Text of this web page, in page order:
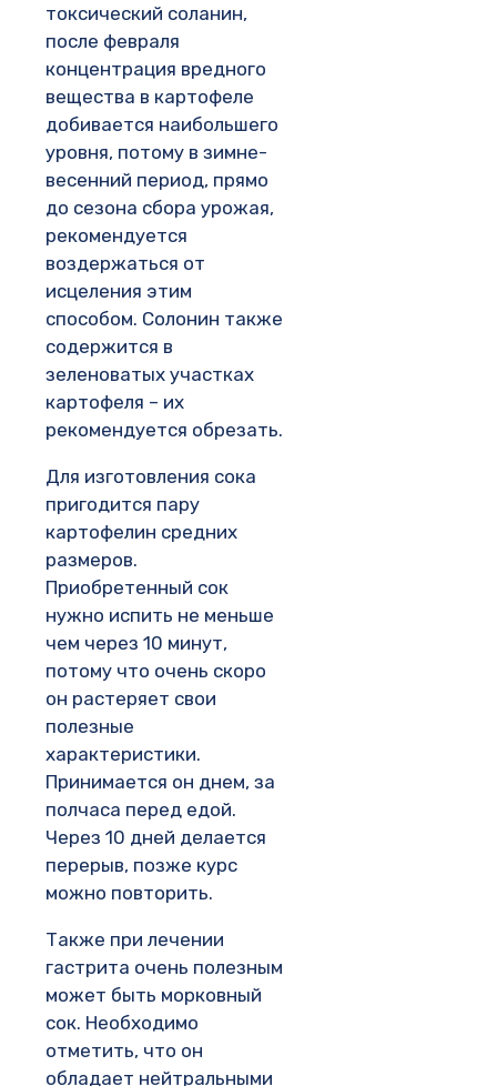
токсический соланин,
после февраля
концентрация вредного
вещества в картофеле
добивается наибольшего
уровня, потому в зимне-
весенний период, прямо
до сезона сбора урожая,
рекомендуется
воздержаться от
исцеления этим
способом. Солонин также
содержится в
зеленоватых участках
картофеля – их
рекомендуется обрезать.
Для изготовления сока
пригодится пару
картофелин средних
размеров.
Приобретенный сок
нужно испить не меньше
чем через 10 минут,
потому что очень скоро
он растеряет свои
полезные
характеристики.
Принимается он днем, за
полчаса перед едой.
Через 10 дней делается
перерыв, позже курс
можно повторить.
Также при лечении
гастрита очень полезным
может быть морковный
сок. Необходимо
отметить, что он
обладает нейтральными